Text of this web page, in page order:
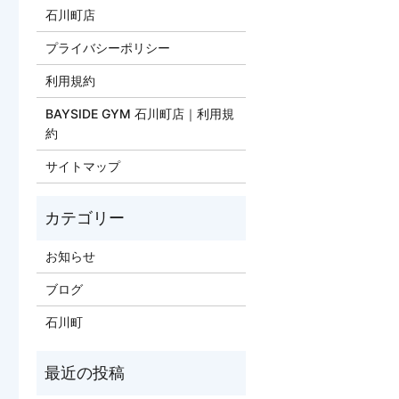
石川町店
プライバシーポリシー
利用規約
BAYSIDE GYM 石川町店｜利用規
約
サイトマップ
お知らせ
ブログ
石川町